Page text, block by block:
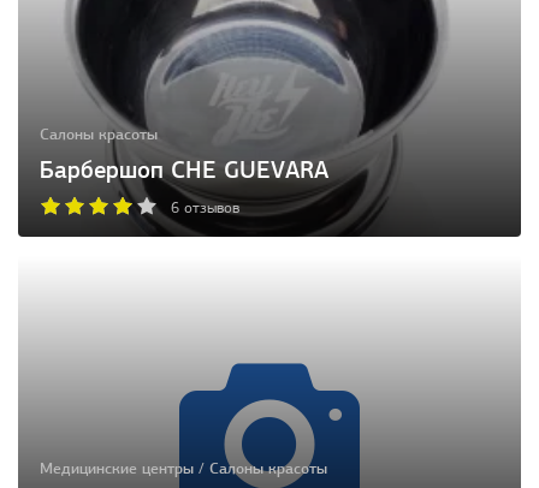
Салоны красоты
Барбершоп CHE GUEVARA
6 отзывов
Медицинские центры / Салоны красоты